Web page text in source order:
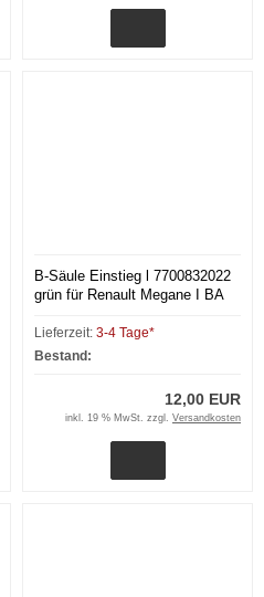
B-Säule Einstieg l 7700832022
grün für Renault Megane I BA
Lieferzeit: 3-4 Tage*
Bestand:
12,00 EUR
inkl. 19 % MwSt. zzgl. Versandkosten